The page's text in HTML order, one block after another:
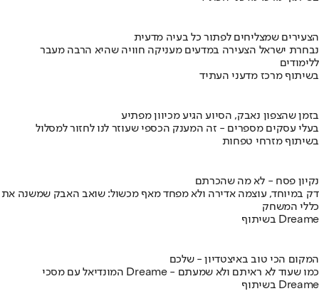
הצעירים שמצליחים לפתור כל בעיה מדעית
נבחרת ישראל הצעירה במדעים מעניקה חוויה שהיא הרבה מעבר
ללימודים
בשיתוף מרכז מדעני העתיד
בזמן שהצפון נאבק, הסיוע הגיע מכיוון מפתיע
בעלי עסקים מספרים - זה המענק הכספי שעוזר לנו לחזור למסלול
בשיתוף מזרחי טפחות
נקיון פסח - לא מה שהכרתם
דק במיוחד, עוצמה אדירה ולא מפחד מאף מכשול: שואב האבק שמשנה את
כללי המשחק
בשיתוף Dreame
המקום הכי טוב באיצטדיון - שלכם
המונדיאל עם מסכי Dreame - כמו שעוד לא ראיתם ולא שמעתם
בשיתוף Dreame